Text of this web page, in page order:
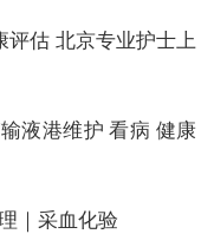
估 北京专业护士上
液港维护 看病 健康
｜采血化验